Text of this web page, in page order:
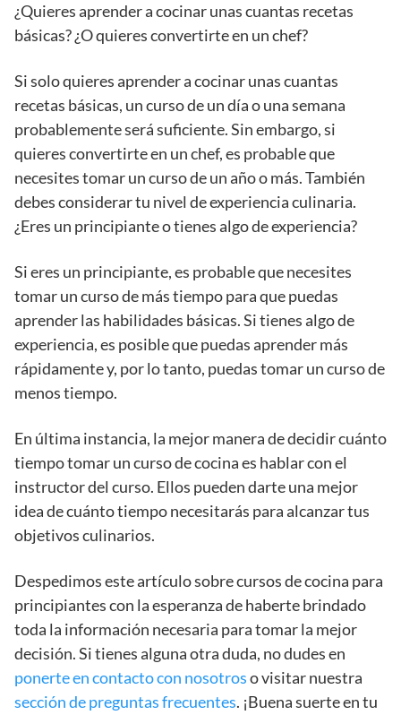
¿Quieres aprender a cocinar unas cuantas recetas
básicas? ¿O quieres convertirte en un chef?
Si solo quieres aprender a cocinar unas cuantas
recetas básicas, un curso de un día o una semana
probablemente será suficiente. Sin embargo, si
quieres convertirte en un chef, es probable que
necesites tomar un curso de un año o más. También
debes considerar tu nivel de experiencia culinaria.
¿Eres un principiante o tienes algo de experiencia?
Si eres un principiante, es probable que necesites
tomar un curso de más tiempo para que puedas
aprender las habilidades básicas. Si tienes algo de
experiencia, es posible que puedas aprender más
rápidamente y, por lo tanto, puedas tomar un curso de
menos tiempo.
En última instancia, la mejor manera de decidir cuánto
tiempo tomar un curso de cocina es hablar con el
instructor del curso. Ellos pueden darte una mejor
idea de cuánto tiempo necesitarás para alcanzar tus
objetivos culinarios.
Despedimos este artículo sobre cursos de cocina para
principiantes con la esperanza de haberte brindado
toda la información necesaria para tomar la mejor
decisión. Si tienes alguna otra duda, no dudes en
ponerte en contacto con nosotroso visitar nuestra
sección de preguntas frecuentes. ¡Buena suerte en tu